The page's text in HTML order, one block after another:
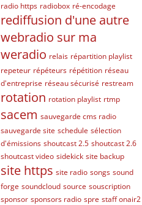
radio https radiobox ré-encodage
rediffusion d'une autre
webradio sur ma
weradio relais répartition playlist
repeteur répéteurs répétition réseau
d'entreprise réseau sécurisé restream
rotation rotation playlist rtmp
sacem sauvegarde cms radio
sauvegarde site schedule sélection
d'émissions shoutcast 2.5 shoutcast 2.6
shoutcast video sidekick site backup
site https site radio songs sound
forge soundcloud source souscription
sponsor sponsors radio spre staff onair2